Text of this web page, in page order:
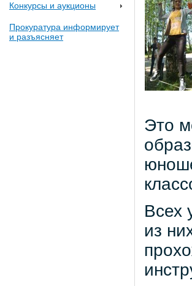
Конкурсы и аукционы
Прокуратура информирует
и разъясняет
Это
Всех
из